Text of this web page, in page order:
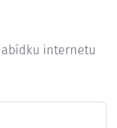
internetu